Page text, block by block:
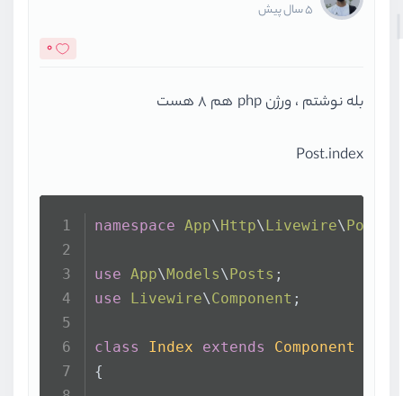
5 سال پیش
0
بله نوشتم ، ورژن php هم 8 هست
Post.index
namespace App\Http\Livewire\Post
use App\Models\Posts ;
use
Livewire\Component ;
class Index extends
Component
{